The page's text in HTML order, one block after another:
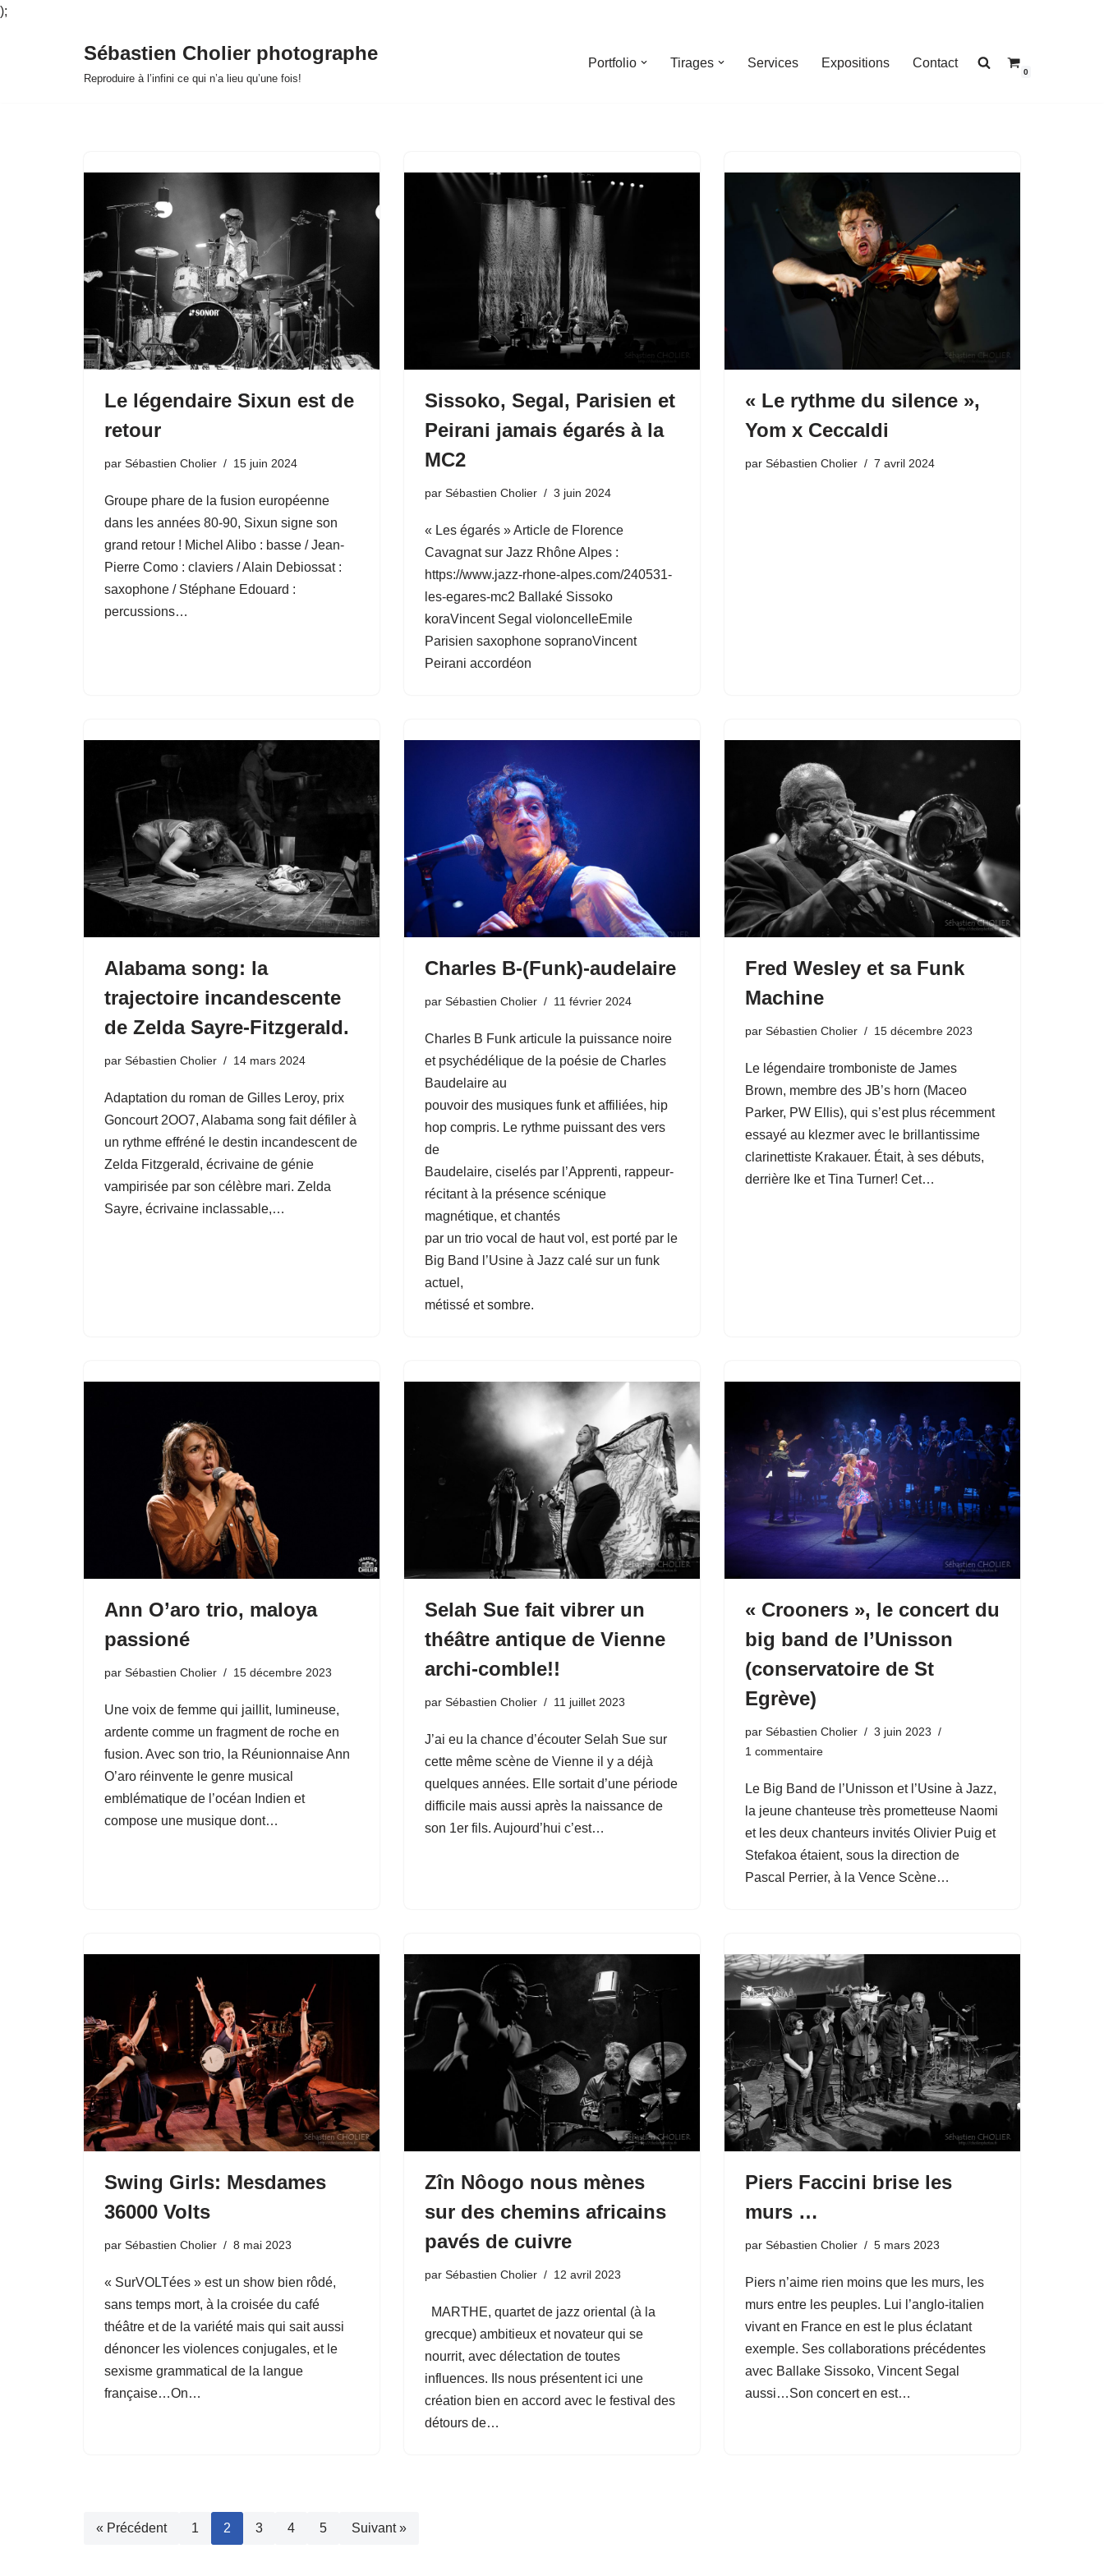
);
Sébastien Cholier photographe
Reproduire à l’infini ce qui n’a lieu qu’une fois!
Portfolio Tirages Services Expositions Contact
0
Le légendaire Sixun est de
retour
par Sébastien Cholier 15 juin 2024
Groupe phare de la fusion européenne
dans les années 80-90, Sixun signe son
grand retour ! Michel Alibo : basse / Jean-
Pierre Como : claviers / Alain Debiossat :
saxophone / Stéphane Edouard :
percussions…
Sissoko, Segal, Parisien et
Peirani jamais égarés à la
MC2
par Sébastien Cholier 3 juin 2024
« Les égarés » Article de Florence
Cavagnat sur Jazz Rhône Alpes :
https://www.jazz-rhone-alpes.com/240531-
les-egares-mc2 Ballaké Sissoko
koraVincent Segal violoncelleEmile
Parisien saxophone sopranoVincent
Peirani accordéon
« Le rythme du silence »,
Yom x Ceccaldi
par Sébastien Cholier 7 avril 2024
Alabama song: la
trajectoire incandescente
de Zelda Sayre-Fitzgerald.
par Sébastien Cholier 14 mars 2024
Adaptation du roman de Gilles Leroy, prix
Goncourt 2OO7, Alabama song fait défiler à
un rythme effréné le destin incandescent de
Zelda Fitzgerald, écrivaine de génie
vampirisée par son célèbre mari. Zelda
Sayre, écrivaine inclassable,…
Charles B-(Funk)-audelaire
par Sébastien Cholier 11 février 2024
Charles B Funk articule la puissance noire
et psychédélique de la poésie de Charles
Baudelaire au
pouvoir des musiques funk et affiliées, hip
hop compris. Le rythme puissant des vers
de
Baudelaire, ciselés par l’Apprenti, rappeur-
récitant à la présence scénique
magnétique, et chantés
par un trio vocal de haut vol, est porté par le
Big Band l’Usine à Jazz calé sur un funk
actuel,
métissé et sombre.
Fred Wesley et sa Funk
Machine
par Sébastien Cholier 15 décembre 2023
Le légendaire tromboniste de James
Brown, membre des JB’s horn (Maceo
Parker, PW Ellis), qui s’est plus récemment
essayé au klezmer avec le brillantissime
clarinettiste Krakauer. Était, à ses débuts,
derrière Ike et Tina Turner! Cet…
Ann O’aro trio, maloya
passioné
par Sébastien Cholier 15 décembre 2023
Une voix de femme qui jaillit, lumineuse,
ardente comme un fragment de roche en
fusion. Avec son trio, la Réunionnaise Ann
O’aro réinvente le genre musical
emblématique de l’océan Indien et
compose une musique dont…
Selah Sue fait vibrer un
théâtre antique de Vienne
archi-comble!!
par Sébastien Cholier 11 juillet 2023
J’ai eu la chance d’écouter Selah Sue sur
cette même scène de Vienne il y a déjà
quelques années. Elle sortait d’une période
difficile mais aussi après la naissance de
son 1er fils. Aujourd’hui c’est…
« Crooners », le concert du
big band de l’Unisson
(conservatoire de St
Egrève)
par Sébastien Cholier
3 juin 2023
1 commentaire
Le Big Band de l’Unisson et l’Usine à Jazz,
la jeune chanteuse très prometteuse Naomi
et les deux chanteurs invités Olivier Puig et
Stefakoa étaient, sous la direction de
Pascal Perrier, à la Vence Scène…
Swing Girls: Mesdames
36000 Volts
par Sébastien Cholier 8 mai 2023
« SurVOLTées » est un show bien rôdé,
sans temps mort, à la croisée du café
théâtre et de la variété mais qui sait aussi
dénoncer les violences conjugales, et le
sexisme grammatical de la langue
française…On…
Zîn Nôogo nous mènes
sur des chemins africains
pavés de cuivre
par Sébastien Cholier 12 avril 2023
MARTHE, quartet de jazz oriental (à la
grecque) ambitieux et novateur qui se
nourrit, avec délectation de toutes
influences. Ils nous présentent ici une
création bien en accord avec le festival des
détours de…
Piers Faccini brise les
murs …
par Sébastien Cholier 5 mars 2023
Piers n’aime rien moins que les murs, les
murs entre les peuples. Lui l’anglo-italien
vivant en France en est le plus éclatant
exemple. Ses collaborations précédentes
avec Ballake Sissoko, Vincent Segal
aussi…Son concert en est…
« Précédent 1 2 3 4 5 Suivant »